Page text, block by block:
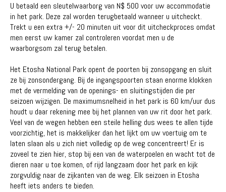
U betaald een sleutelwaarborg van N$ 500 voor uw accommodatie
in het park. Deze zal worden terugbetaald wanneer u uitcheckt.
Trekt u een extra +/- 20 minuten uit voor dit uitcheckproces omdat
men eerst uw kamer zal controleren voordat men u de
waarborgsom zal terug betalen.
Het Etosha National Park opent de poorten bij zonsopgang en sluit
ze bij zonsondergang. Bij de ingangspoorten staan enorme klokken
met de vermelding van de openings- en sluitingstijden die per
seizoen wijzigen. De maximumsnelheid in het park is 60 km/uur dus
houdt u daar rekening mee bij het plannen van uw rit door het park.
Veel van de wegen hebben een steile helling dus wees te allen tijde
voorzichtig, het is makkelijker dan het lijkt om uw voertuig om te
laten slaan als u zich niet volledig op de weg concentreert! Er is
zoveel te zien hier, stop bij een van de waterpoelen en wacht tot de
dieren naar u toe komen, of rijd langzaam door het park en kijk
zorgvuldig naar de zijkanten van de weg. Elk seizoen in Etosha
heeft iets anders te bieden.